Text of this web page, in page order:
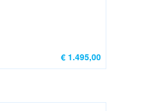
€ 1.495,00